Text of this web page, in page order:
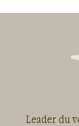
Leader du